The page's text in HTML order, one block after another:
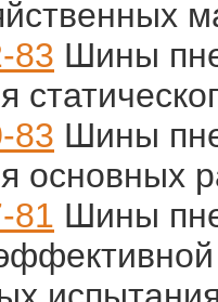
83 Шины
83 Шины
основных
81 Шины